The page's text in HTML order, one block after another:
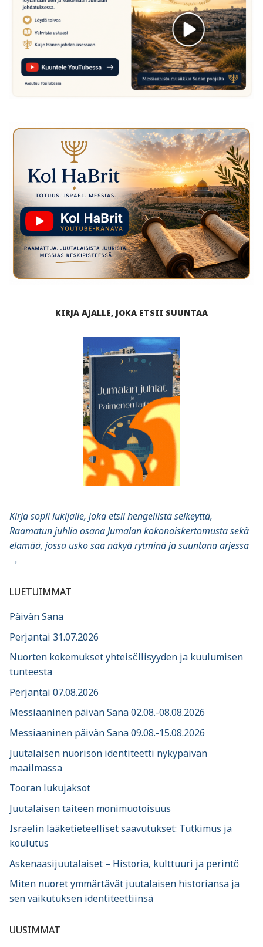
KIRJA AJALLE, JOKA ETSII SUUNTAA
Kirja sopii lukijalle, joka etsii hengellistä selkeyttä,
Raamatun juhlia osana Jumalan kokonaiskertomusta sekä
elämää, jossa usko saa näkyä rytminä ja suuntana arjessa
→
LUETUIMMAT
Päivän Sana
Perjantai 31.07.2026
Nuorten kokemukset yhteisöllisyyden ja kuulumisen
tunteesta
Perjantai 07.08.2026
Messiaaninen päivän Sana 02.08.-08.08.2026
Messiaaninen päivän Sana 09.08.-15.08.2026
Juutalaisen nuorison identiteetti nykypäivän
maailmassa
Tooran lukujaksot
Juutalaisen taiteen monimuotoisuus
Israelin lääketieteelliset saavutukset: Tutkimus ja
koulutus
Askenaasijuutalaiset – Historia, kulttuuri ja perintö
Miten nuoret ymmärtävät juutalaisen historiansa ja
sen vaikutuksen identiteettiinsä
UUSIMMAT